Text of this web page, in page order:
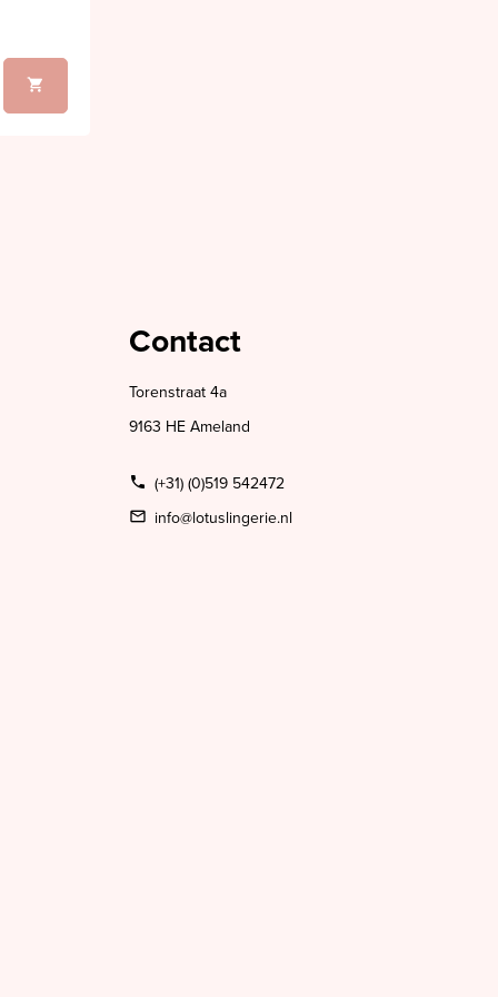
Contact
Torenstraat 4a
9163 HE Ameland
(+31) (0)519 542472
info@lotuslingerie.nl